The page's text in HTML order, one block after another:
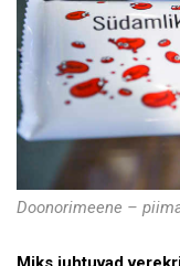
Doonorimeene –